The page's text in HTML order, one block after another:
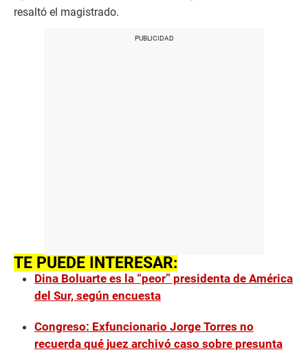
resaltó el magistrado.
TE PUEDE INTERESAR:
Dina Boluarte es la “peor” presidenta de América
del Sur, según encuesta
Congreso: Exfuncionario Jorge Torres no
recuerda qué juez archivó caso sobre presunta